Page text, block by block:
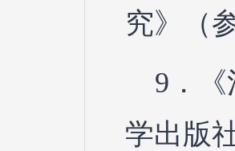
究》（
9．
学出版